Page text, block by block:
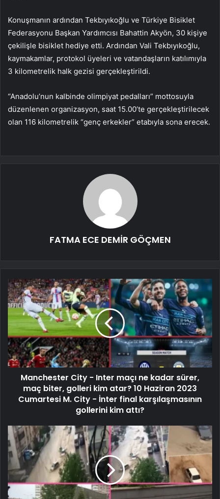
Konuşmanın ardından Tekbıyıkoğlu ve Türkiye Bisiklet
Federasyonu Başkan Yardımcısı Bahattin Akyön, 30 kişiye
çekilişle bisiklet hediye etti. Ardından Vali Tekbıyıkoğlu,
kaymakamlar, protokol üyeleri ve vatandaşların katılımıyla
3 kilometrelik halk gezisi gerçekleştirildi.
“Anadolu’nun kalbinde olimpiyat pedalları” mottosuyla
düzenlenen organizasyon, saat 15.00’te gerçekleştirilecek
olan 116 kilometrelik “genç erkekler” etabıyla sona erecek.
FATMA ECE DEMİR GÖÇMEN
Manchester City - Inter maçı ne kadar sürer,
maç biter, golleri kim atar? 10 Haziran 2023
Cumartesi M. City - İnter final karşılaşmasının
gollerini kim attı?